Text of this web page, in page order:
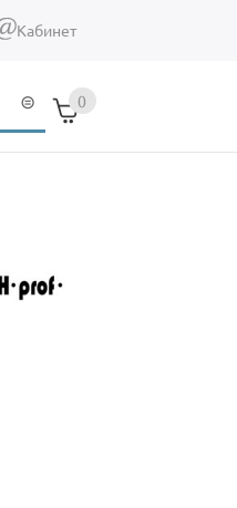
(link sends e-mail)
Кабинет
0